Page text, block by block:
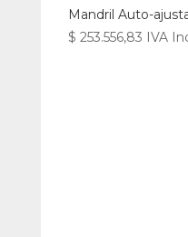
Mandril Auto-
$ 253.556,83 IVA